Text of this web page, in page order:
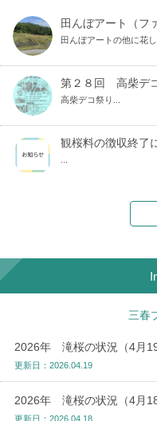
田んぼアート（フ
田んぼアートの他に花
第２８回 高柴デ
高柴デコ祭り...
観桜料の徴収終了
三春
2026年 滝桜の状況（4月
更新日：2026.04.19
2026年 滝桜の状況（4月
更新日：2026.04.18